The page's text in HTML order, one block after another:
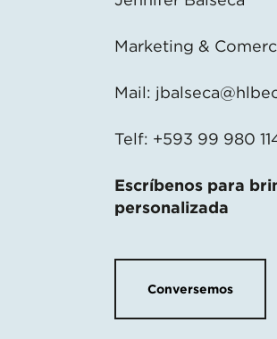
Marketing &
Mail:
Telf: +593 99 980
Escríbenos para
personalizada
Conversemos